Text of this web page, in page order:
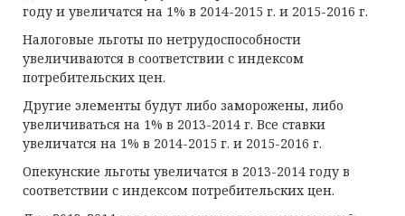
году и увеличатся на 1% в 2014-2015 г. и 2015-2016 г.
Налоговые льготы по нетрудоспособности
увеличиваются в соответствии с индексом
потребительских цен.
Другие элементы будут либо заморожены, либо
увеличиваться на 1% в 2013-2014 г. Все ставки
увеличатся на 1% в 2014-2015 г. и 2015-2016 г.
Опекунские льготы увеличатся в 2013-2014 году в
соответствии с индексом потребительских цен.